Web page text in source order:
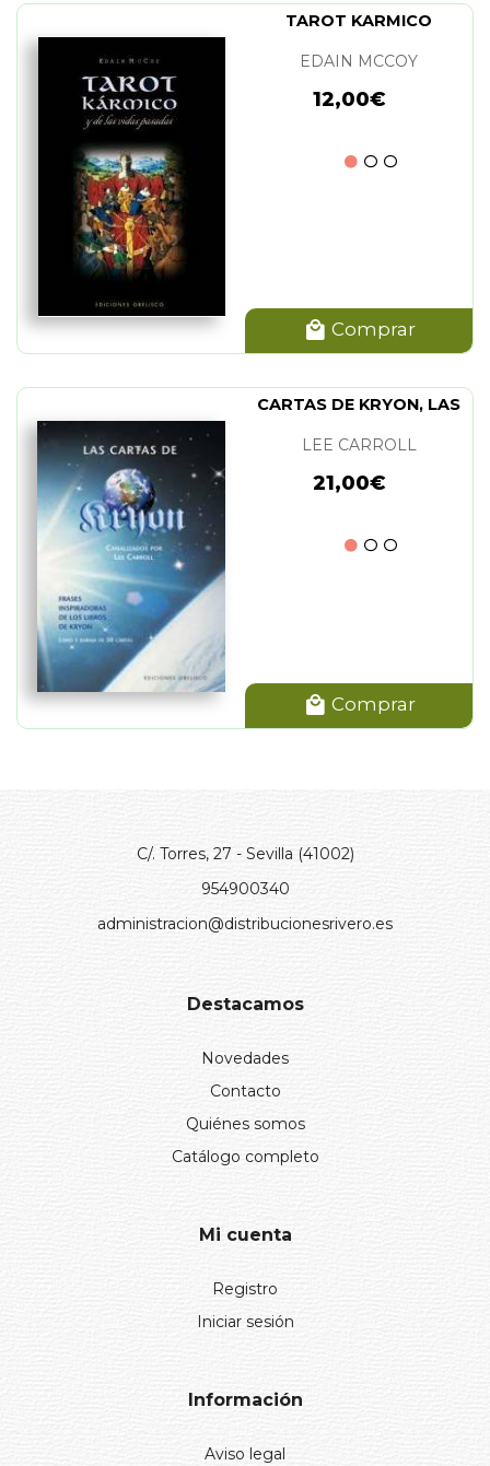
TAROT KARMICO
EDAIN MCCOY
12,00€
Comprar
CARTAS DE KRYON, LAS
LEE CARROLL
21,00€
Comprar
C/. Torres, 27 - Sevilla (41002)
954900340
administracion@distribucionesrivero.es
Destacamos
Novedades
Contacto
Quiénes somos
Catálogo completo
Mi cuenta
Registro
Iniciar sesión
Información
Aviso legal